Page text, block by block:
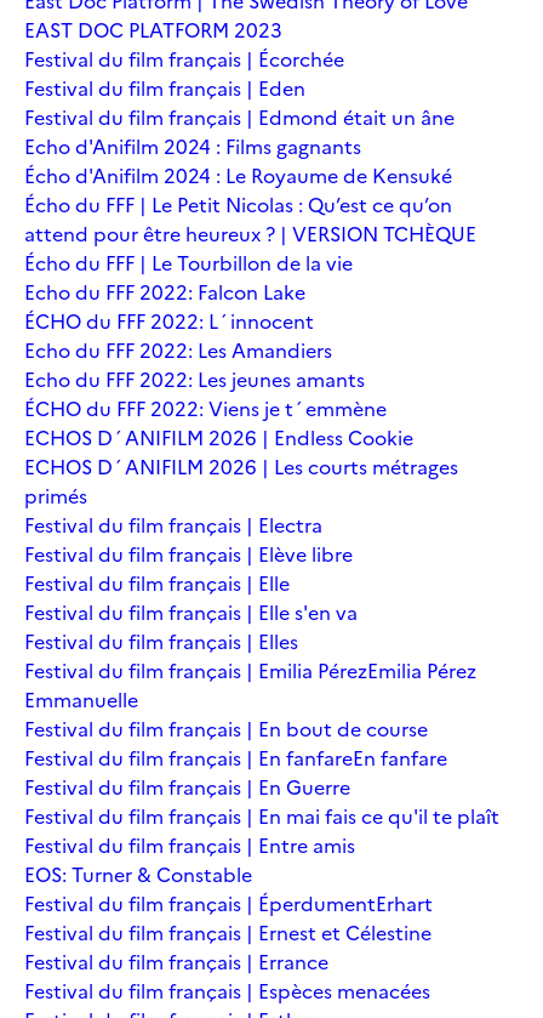
EAST DOC PLATFORM 2023
Festival du film français | Écorchée
Festival du film français | Eden
Festival du film français | Edmond était un âne
Echo d'Anifilm 2024 : Films gagnants
Écho d'Anifilm 2024 : Le Royaume de Kensuké
Écho du FFF | Le Petit Nicolas : Qu’est ce qu’on
attend pour être heureux ? | VERSION TCHÈQUE
Écho du FFF | Le Tourbillon de la vie
Echo du FFF 2022: Falcon Lake
ÉCHO du FFF 2022: L´innocent
Echo du FFF 2022: Les Amandiers
Echo du FFF 2022: Les jeunes amants
ÉCHO du FFF 2022: Viens je t´emmène
ECHOS D´ANIFILM 2026 | Endless Cookie
ECHOS D´ANIFILM 2026 | Les courts métrages
primés
Festival du film français | Electra
Festival du film français | Elève libre
Festival du film français | Elle
Festival du film français | Elle s'en va
Festival du film français | Elles
Festival du film français | Emilia PérezEmilia Pérez
Emmanuelle
Festival du film français | En bout de course
Festival du film français | En fanfareEn fanfare
Festival du film français | En Guerre
Festival du film français | En mai fais ce qu'il te plaît
Festival du film français | Entre amis
EOS: Turner & Constable
Festival du film français | ÉperdumentErhart
Festival du film français | Ernest et Célestine
Festival du film français | Errance
Festival du film français | Espèces menacées